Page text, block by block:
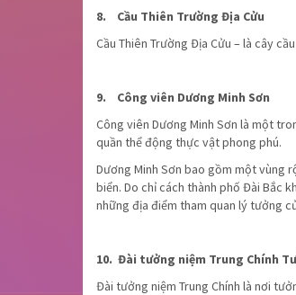
8. Cầu Thiên Trường Địa Cửu
Cầu Thiên Trường Địa Cửu – là cây
9. Công viên Dương Minh Sơn
Công viên Dương Minh Sơn là một
quần thể động thực vật phong phú.
Dương Minh Sơn bao gồm một vùng
biển. Do chỉ cách thành phố Đài Bắc
những địa điểm tham quan lý tưởng
10. Đài tưởng niệm Trung Chính
Đài tưởng niệm Trung Chính là nơi